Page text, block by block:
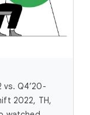
vs. Q4’20-
2022, TH,